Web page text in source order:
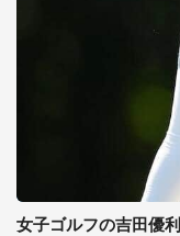
女子ゴルフの吉田優